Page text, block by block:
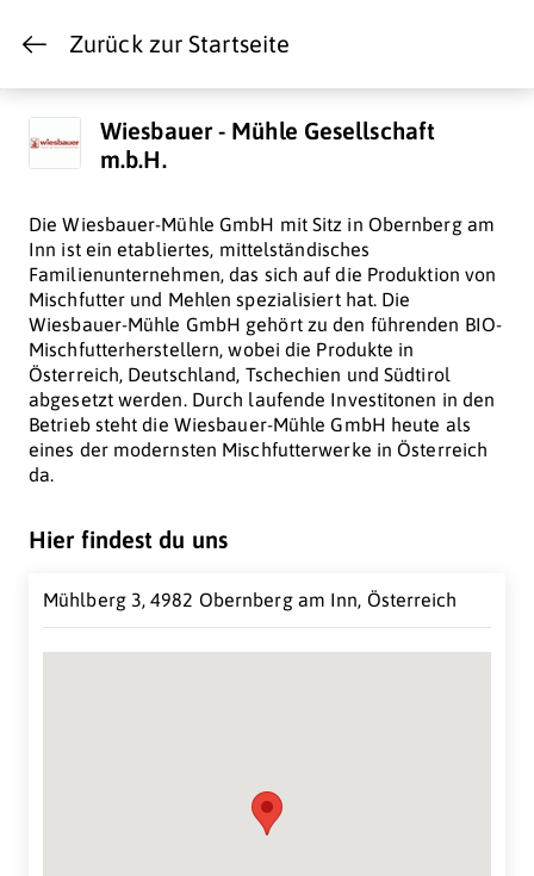
Zurück zur Startseite
Wiesbauer - Mühle Gesellschaft
m.b.H.
Die Wiesbauer-Mühle GmbH mit Sitz in Obernberg am
Inn ist ein etabliertes, mittelständisches
Familienunternehmen, das sich auf die Produktion von
Mischfutter und Mehlen spezialisiert hat. Die
Wiesbauer-Mühle GmbH gehört zu den führenden BIO-
Mischfutterherstellern, wobei die Produkte in
Österreich, Deutschland, Tschechien und Südtirol
abgesetzt werden. Durch laufende Investitonen in den
Betrieb steht die Wiesbauer-Mühle GmbH heute als
eines der modernsten Mischfutterwerke in Österreich
da.
Hier findest du uns
Mühlberg 3, 4982 Obernberg am Inn, Österreich